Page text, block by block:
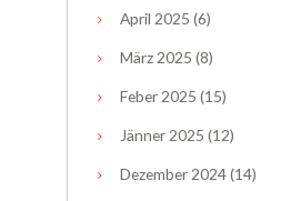
April 2025 (6)
März 2025 (8)
Feber 2025 (15)
Jänner 2025 (12)
Dezember 2024(14)